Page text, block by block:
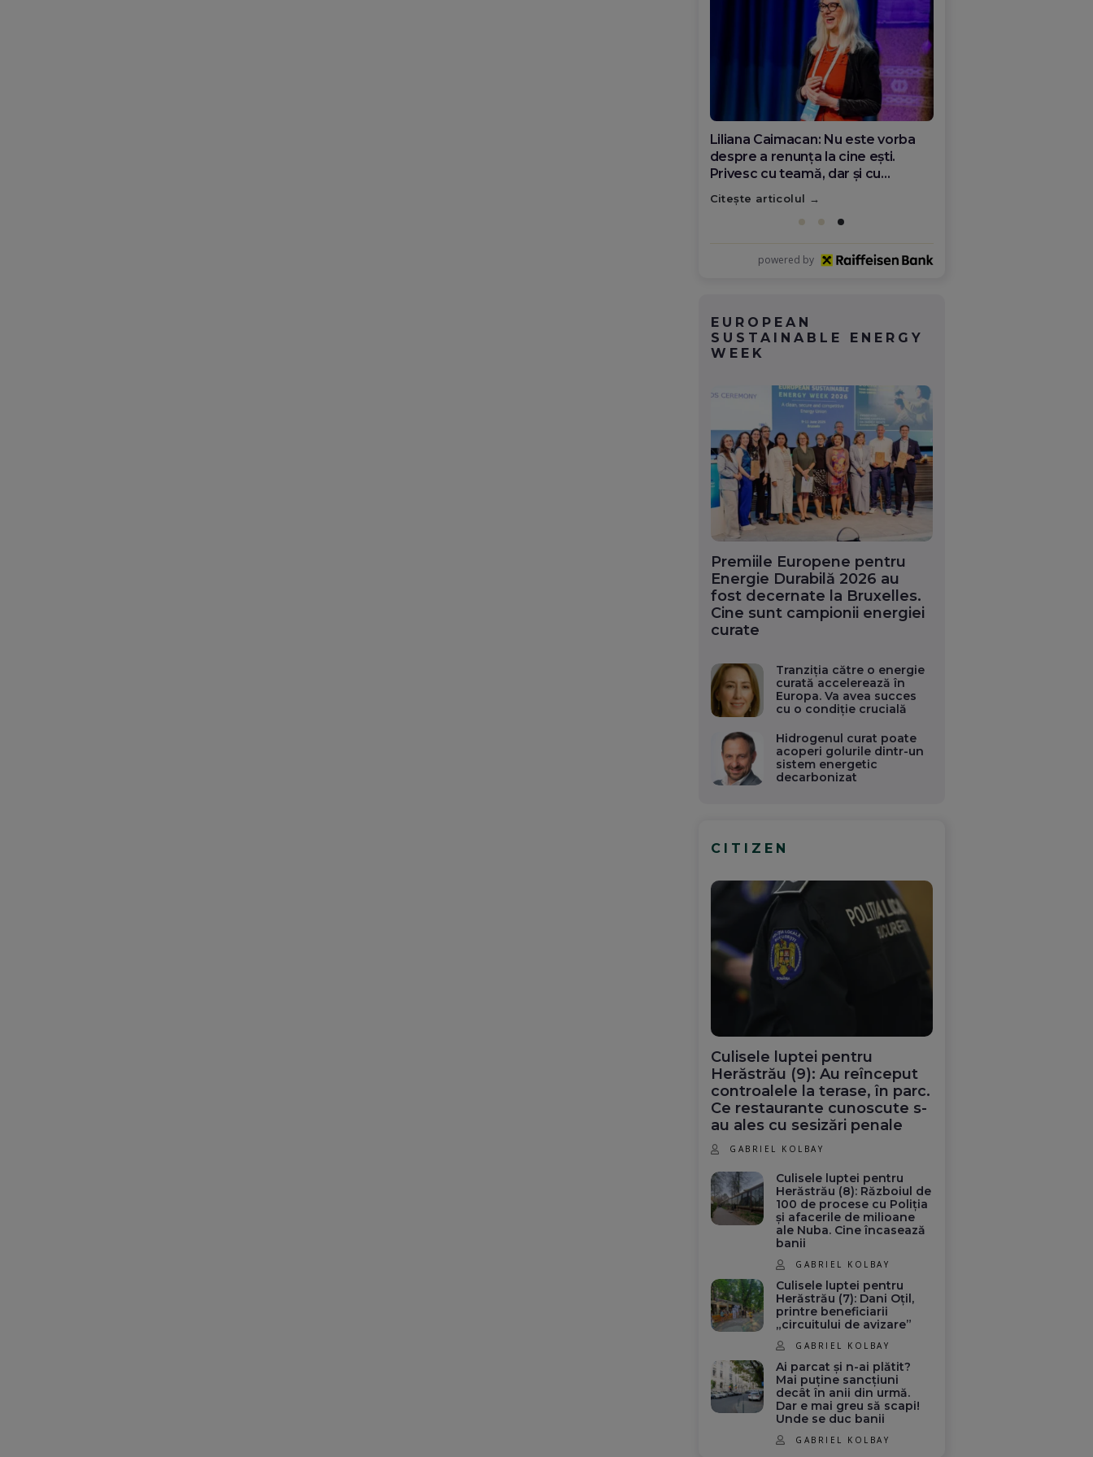
Diana Olar, românca de la Google
care demonstrează că diaspora
poate schimba România
Citește articolul
powered by
EUROPEAN
SUSTAINABLE ENERGY
WEEK
Premiile Europene pentru
Energie Durabilă 2026 au
fost decernate la Bruxelles.
Cine sunt campionii energiei
curate
Tranziția către o energie
curată accelerează în
Europa. Va avea succes
cu o condiție crucială
Hidrogenul curat poate
acoperi golurile dintr-un
sistem energetic
decarbonizat
CITIZEN
Culisele luptei pentru
Herăstrău (9): Au reînceput
controalele la terase, în parc.
Ce restaurante cunoscute s-
au ales cu sesizări penale
GABRIEL KOLBAY
Culisele luptei pentru
Herăstrău (8): Războiul de
100 de procese cu Poliția
și afacerile de milioane
ale Nuba. Cine încasează
banii
GABRIEL KOLBAY
Culisele luptei pentru
Herăstrău (7): Dani Oțil,
printre beneficiarii
„circuitului de avizare”
GABRIEL KOLBAY
Ai parcat și n-ai plătit?
Mai puține sancțiuni
decât în anii din urmă.
Dar e mai greu să scapi!
Unde se duc banii
GABRIEL KOLBAY